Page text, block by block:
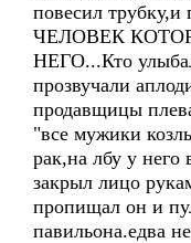
повесил
ЧЕЛОВЕК
НЕГО...Кто
прозвучали
продавщицы
"все мужики
рак,на лбу у него
закрыл лицо
пропищал он и
павильона.едва